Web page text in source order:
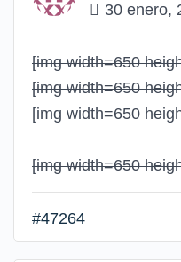
30 enero,
[img width=650
[img width=650
[img width=650
[img width=650
#47264